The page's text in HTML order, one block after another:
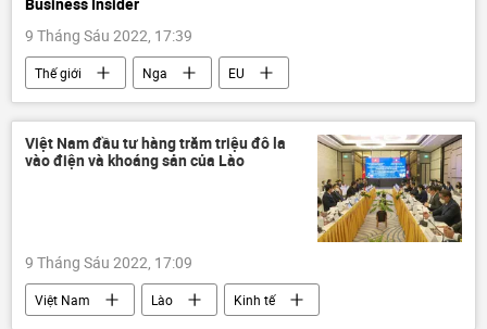
9 Tháng Sáu 2022, 17:39
Thế giới Nga
EU
dầu mỏ
Châu Á
Các biện pháp trừng phạt chống Nga
Cuộc khủng hoảng ở Ukraina
Việt Nam đầu tư hàng trăm triệu đô la
vào điện và khoáng sản của Lào
9 Tháng Sáu 2022, 17:09
Việt Nam Lào
Kinh tế